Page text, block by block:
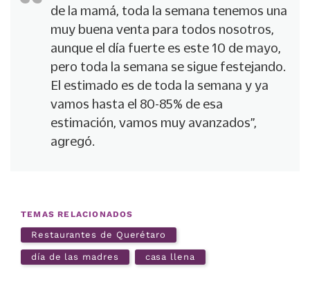
de la mamá, toda la semana tenemos una
muy buena venta para todos nosotros,
aunque el día fuerte es este 10 de mayo,
pero toda la semana se sigue festejando.
El estimado es de toda la semana y ya
vamos hasta el 80-85% de esa
estimación, vamos muy avanzados”,
agregó.
TEMAS RELACIONADOS
Restaurantes de Querétaro
día de las madres casa llena